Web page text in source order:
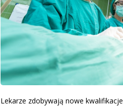
Lekarze zdobywają nowe